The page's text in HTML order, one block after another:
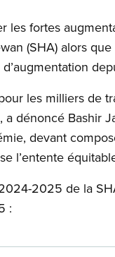
les fortes
(SHA) alors
les milliers de
dénoncé Bashir
devant
l’entente
2025 de la
: